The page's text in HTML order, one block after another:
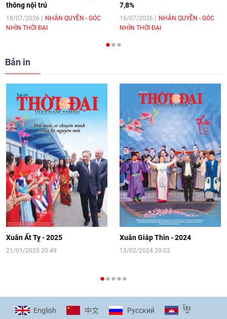
[Video] Trao tặng Kỷ niệm chương "Vì
hòa bình, hữu nghị giữa các dân tộc"
cho Đại sứ Hungary tại Việt Nam
[Video] Nhân dân Việt Nam luôn trân
trọng tình cảm của nước Nga
08:02 | 13/06/2026
Video: Cơ hội giao lưu quốc tế cho học
sinh Việt Nam tại trại hè Artek
14:41|12/06/2026
[Video] Đối ngoại nhân dân Thủ đô
hướng tới kết nối hiệu quả nguồn lực
người Việt Nam ở nước ngoài
16:58|10/06/2026
phó với biến đổi khí hậu
thông nội trú
18/07/2026
NHÂN QUYỀN - GÓC
NHÌN THỜI ĐẠI
7,8%
16/07/2026
NHÂN QUYỀN - GÓC
NHÌN THỜI ĐẠI
Bản in
Xuân Ất Tỵ - 2025
21/01/2025 20:49
Xuân Giáp Thìn - 2024
13/02/2024 20:02
English 中文 Pусский ខ្មែរ